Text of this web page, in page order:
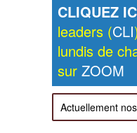
CLIQUEZ
leaders (CLI
lundis de
sur ZOOM